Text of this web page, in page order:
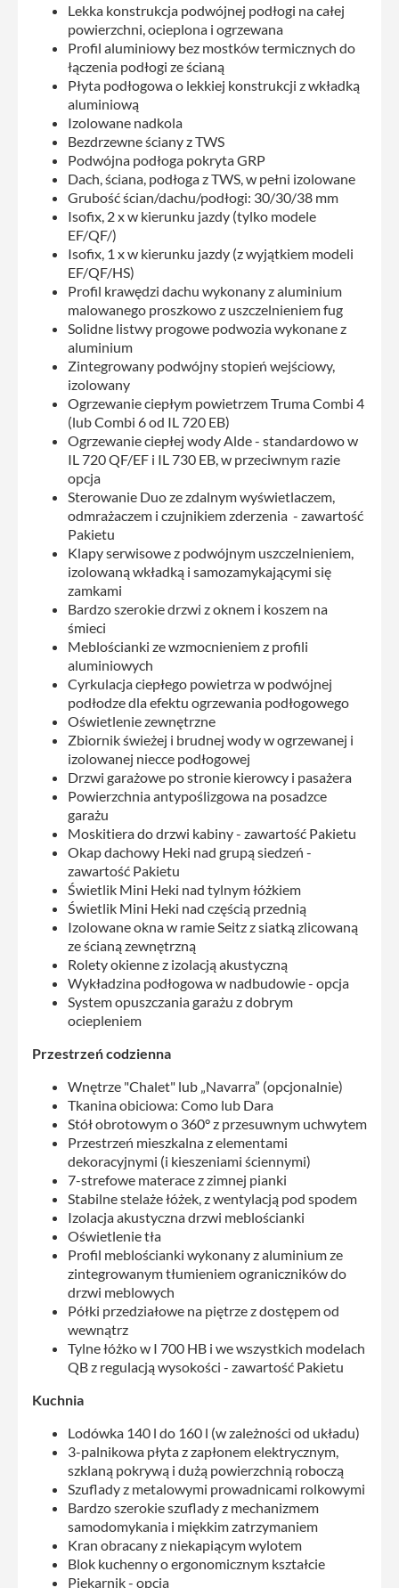
Lekka konstrukcja podwójnej podłogi na całej
powierzchni, ocieplona i ogrzewana
Profil aluminiowy bez mostków termicznych do
łączenia podłogi ze ścianą
Płyta podłogowa o lekkiej konstrukcji z wkładką
aluminiową
Izolowane nadkola
Bezdrzewne ściany z TWS
Podwójna podłoga pokryta GRP
Dach, ściana, podłoga z TWS, w pełni izolowane
Grubość ścian/dachu/podłogi: 30/30/38 mm
Isofix, 2 x w kierunku jazdy (tylko modele
EF/QF/)
Isofix, 1 x w kierunku jazdy (z wyjątkiem modeli
EF/QF/HS)
Profil krawędzi dachu wykonany z aluminium
malowanego proszkowo z uszczelnieniem fug
Solidne listwy progowe podwozia wykonane z
aluminium
Zintegrowany podwójny stopień wejściowy,
izolowany
Ogrzewanie ciepłym powietrzem Truma Combi 4
(lub Combi 6 od IL 720 EB)
Ogrzewanie ciepłej wody Alde - standardowo w
IL 720 QF/EF i IL 730 EB, w przeciwnym razie
opcja
Sterowanie Duo ze zdalnym wyświetlaczem,
odmrażaczem i czujnikiem zderzenia - zawartość
Pakietu
Klapy serwisowe z podwójnym uszczelnieniem,
izolowaną wkładką i samozamykającymi się
zamkami
Bardzo szerokie drzwi z oknem i koszem na
śmieci
Meblościanki ze wzmocnieniem z profili
aluminiowych
Cyrkulacja ciepłego powietrza w podwójnej
podłodze dla efektu ogrzewania podłogowego
Oświetlenie zewnętrzne
Zbiornik świeżej i brudnej wody w ogrzewanej i
izolowanej niecce podłogowej
Drzwi garażowe po stronie kierowcy i pasażera
Powierzchnia antypoślizgowa na posadzce
garażu
Moskitiera do drzwi kabiny - zawartość Pakietu
Okap dachowy Heki nad grupą siedzeń -
zawartość Pakietu
Świetlik Mini Heki nad tylnym łóżkiem
Świetlik Mini Heki nad częścią przednią
Izolowane okna w ramie Seitz z siatką zlicowaną
ze ścianą zewnętrzną
Rolety okienne z izolacją akustyczną
Wykładzina podłogowa w nadbudowie - opcja
System opuszczania garażu z dobrym
ociepleniem
Przestrzeń codzienna
Wnętrze "Chalet" lub „Navarra” (opcjonalnie)
Tkanina obiciowa: Como lub Dara
Stół obrotowym o 360° z przesuwnym uchwytem
Przestrzeń mieszkalna z elementami
dekoracyjnymi (i kieszeniami ściennymi)
7-strefowe materace z zimnej pianki
Stabilne stelaże łóżek, z wentylacją pod spodem
Izolacja akustyczna drzwi meblościanki
Oświetlenie tła
Profil meblościanki wykonany z aluminium ze
zintegrowanym tłumieniem ograniczników do
drzwi meblowych
Półki przedziałowe na piętrze z dostępem od
wewnątrz
Tylne łóżko w I 700 HB i we wszystkich modelach
QB z regulacją wysokości - zawartość Pakietu
Kuchnia
Lodówka 140 l do 160 l (w zależności od układu)
3-palnikowa płyta z zapłonem elektrycznym,
szklaną pokrywą i dużą powierzchnią roboczą
Szuflady z metalowymi prowadnicami rolkowymi
Bardzo szerokie szuflady z mechanizmem
samodomykania i miękkim zatrzymaniem
Kran obracany z niekapiącym wylotem
Blok kuchenny o ergonomicznym kształcie
Piekarnik - opcja